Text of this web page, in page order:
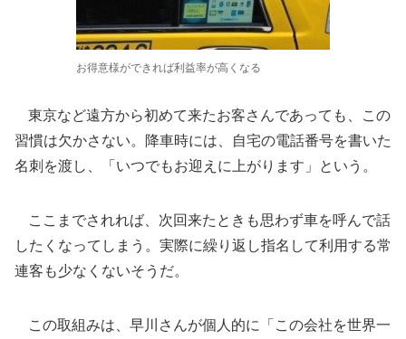
お得意様ができれば利益率が高くなる
東京など遠方から初めて来たお客さんであっても、この
習慣は欠かさない。降車時には、自宅の電話番号を書いた
名刺を渡し、「いつでもお迎えに上がります」という。
ここまでされれば、次回来たときも思わず車を呼んで話
したくなってしまう。実際に繰り返し指名して利用する常
連客も少なくないそうだ。
この取組みは、早川さんが個人的に「この会社を世界一